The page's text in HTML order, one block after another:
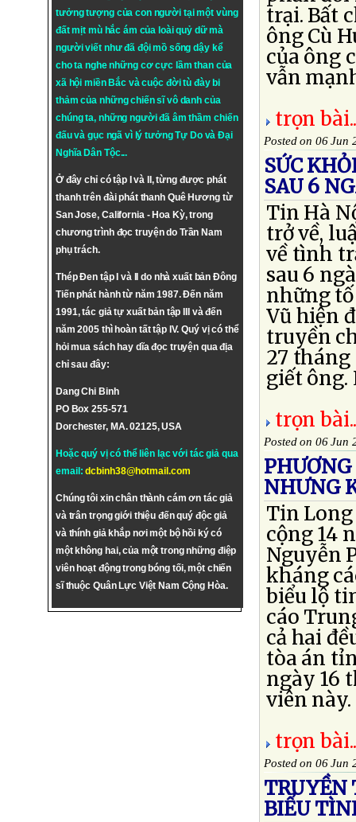
tưởng tượng của con người tại một vùng
đất mịt mù hắc ám của loài quỷ dữ mà
người viết như đã đội mồ sống dậy kể
cho ta nghe những cơ cực lầm than của
xã hội miền Bắc và cuộc đời tù đày bi
thảm của những chiến sĩ vô danh của
chúng ta, những người đã âm thầm chiến
đấu và gục ngã vì lý tưởngTự DovàĐại
Nghĩa Dân Tộc...
Ở đây chỉ có tập I và II, từng được phát
thanh trên đài phát thanh Quê Hương từ
San Jose, California - Hoa Kỳ, trong
chương trình đọc truyện do Trần Nam
phụ trách.
Thép Đen tập I và II do nhà xuất bản Đông
Tiến phát hành từ năm 1987. Đến năm
1991, tác giả tự xuất bản tập III và đến
năm 2005 thì hoàn tất tập IV. Quý vị có thể
hỏi mua sách hay dĩa đọc truyện qua địa
chỉ sau đây:
Dang Chi Binh
PO Box 255-571
Dorchester, MA. 02125, USA
Hoặc quý vị có thể liên lạc với tác giả qua
email:dcbinh38@hotmail.com
Chúng tôi xin chân thành cám ơn tác giả
và trân trọng giới thiệu đến quý độc giả
và thính giả khắp nơi một bộ hồi ký có
một không hai, của một trong những điệp
viên hoạt động trong bóng tối, một chiến
sĩ thuộc Quân Lực Việt Nam Cộng Hòa.
trại. Bất
ông Cù
của ông
vẫn
trọn
Posted on 06 Jun
SỨC
SAU 6
Tin Hà
trở về,
về tình
sau 6
những tố
Vũ hiện
truyền
27 tháng
giết ông.
trọn
Posted on 06 Jun
NHƯNG
Tin
cộng 14
Nguyễn
kháng
biểu lộ
cáo
cả hai
tòa án
ngày 16
viên này.
trọn
Posted on 06 Jun
TRUYỀN
BIỂU